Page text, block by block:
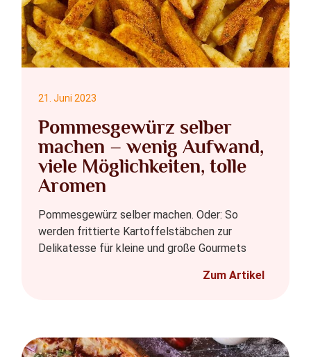
Pommesgewürz selber
machen – wenig Aufwand,
viele Möglichkeiten, tolle
Aromen
21. Juni 2023
Pommesgewürz selber machen. Oder: So
werden frittierte Kartoffelstäbchen zur
Delikatesse für kleine und große Gourmets
Zum Artikel